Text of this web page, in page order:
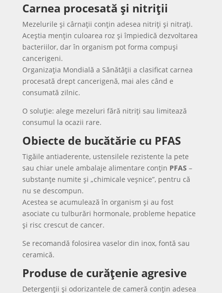
Carnea procesată și nitriții
Mezelurile și cârnații conțin adesea nitriți și nitrați.
Aceștia mențin culoarea roz și împiedică dezvoltarea
bacteriilor, dar în organism pot forma compuși
cancerigeni.
Organizația Mondială a Sănătății a clasificat carnea
procesată drept cancerigenă, mai ales când e
consumată zilnic.
O soluție: alege mezeluri fără nitriți sau limitează
consumul la ocazii rare.
Obiecte de bucătărie cu PFAS
Tigăile antiaderente, ustensilele rezistente la pete
sau chiar unele ambalaje alimentare conțin PFAS –
substanțe numite și „chimicale veșnice”, pentru că
nu se descompun.
Acestea se acumulează în organism și au fost
asociate cu tulburări hormonale, probleme hepatice
și risc crescut de cancer.
Se recomandă folosirea vaselor din inox, fontă sau
ceramică.
Produse de curățenie agresive
Detergenții și odorizantele de cameră conțin adesea